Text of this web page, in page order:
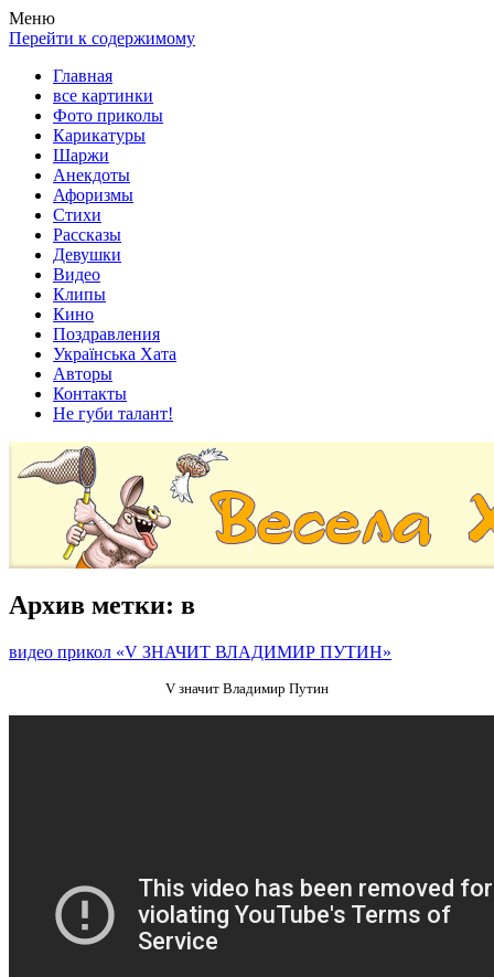
Весела хата — прикольные картинки, смешные истории,
клипы!
Покажем всем ваши фото приколы, карикатуры, шаржи, стихи,
рассказы, видео и песни!
Меню
Перейти к содержимому
Главная
все картинки
Фото приколы
Карикатуры
Шаржи
Анекдоты
Афоризмы
Стихи
Рассказы
Девушки
Видео
Клипы
Кино
Поздравления
Українська Хата
Авторы
Контакты
Не губи талант!
Архив метки: в
видео прикол «V ЗНАЧИТ ВЛАДИМИР ПУТИН»
V значит Владимир Путин